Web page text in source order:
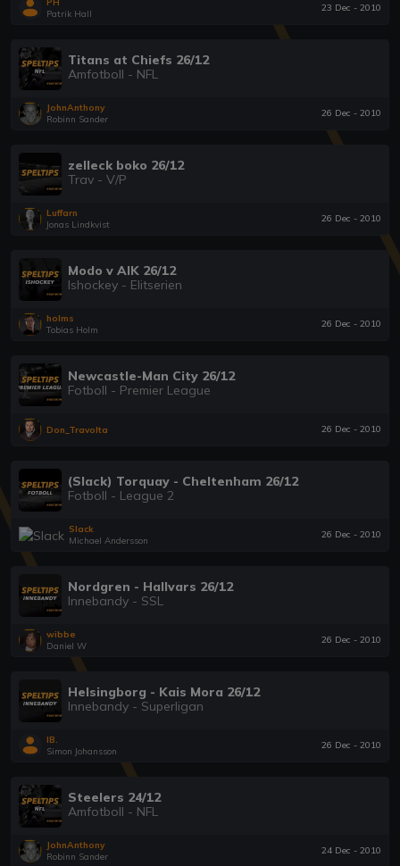
Patrik Hall
23 Dec - 2010
Titans at Chiefs 26/12
Amfotboll - NFL
JohnAnthony
Robinn Sander
26 Dec - 2010
zelleck boko 26/12
Trav - V/P
Luffarn
Jonas Lindkvist
26 Dec - 2010
Modo v AIK 26/12
Ishockey - Elitserien
holms
Tobias Holm
26 Dec - 2010
Newcastle-Man City 26/12
Fotboll - Premier League
Don_Travolta 26 Dec - 2010
(Slack) Torquay - Cheltenham 26/12
Fotboll - League 2
Slack
Michael Andersson
26 Dec - 2010
Nordgren - Hallvars 26/12
Innebandy - SSL
wibbe
Daniel W
26 Dec - 2010
Helsingborg - Kais Mora 26/12
Innebandy - Superligan
IB.
Simon Johansson
26 Dec - 2010
Steelers 24/12
Amfotboll - NFL
JohnAnthony
Robinn Sander
24 Dec - 2010